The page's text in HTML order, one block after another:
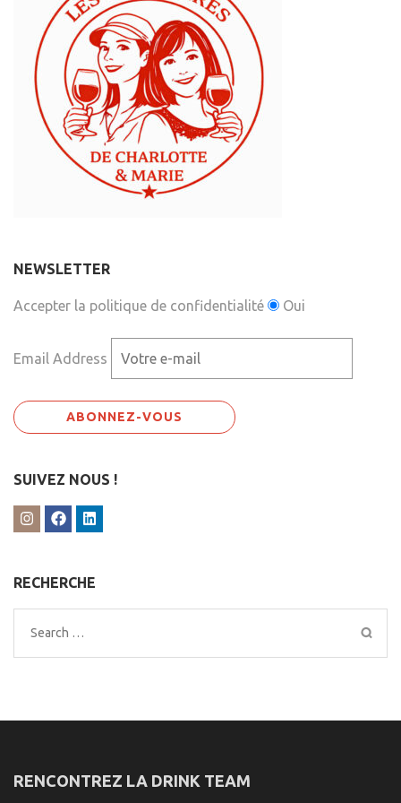
NEWSLETTER
Accepter la politique de confidentialité Oui
Email Address
SUIVEZ NOUS !
RECHERCHE
Search
for:
RENCONTREZ LA DRINK TEAM